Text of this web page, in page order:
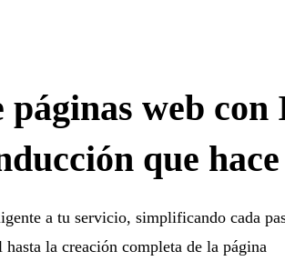
páginas web
que
a tu servicio, simplificando cada
la creación completa de la página